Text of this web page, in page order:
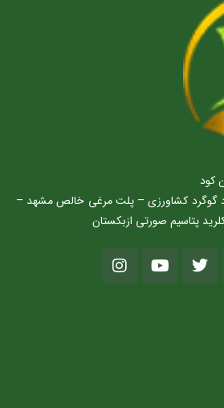
کود
گوگرد کشاورزی – پلت مرغی خالص مشهد –
پتاسیم صورتی ازبکستان